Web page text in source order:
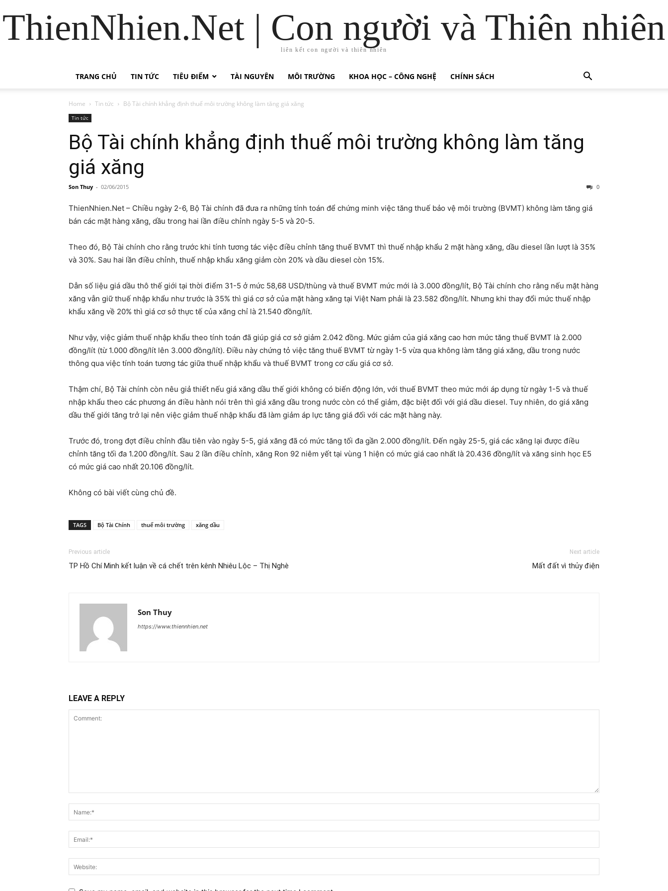
ThienNhien.Net | Con người và Thiên nhiên
liên kết con người và thiên nhiên
TRANG CHỦ TIN TỨC TIÊU ĐIỂM TÀI NGUYÊN MÔI TRƯỜNG KHOA HỌC – CÔNG NGHỆ CHÍNH SÁCH
Home Tin tức Bộ Tài chính khẳng định thuế môi trường không làm tăng giá xăng
Tin tức
Bộ Tài chính khẳng định thuế môi trường không làm tăng
giá xăng
Son Thuy - 02/06/2015 0
ThienNhien.Net – Chiều ngày 2-6, Bộ Tài chính đã đưa ra những tính toán để chứng minh việc tăng thuế bảo vệ môi trường (BVMT) không làm tăng giá
bán các mặt hàng xăng, dầu trong hai lần điều chỉnh ngày 5-5 và 20-5.
Theo đó, Bộ Tài chính cho rằng trước khi tính tương tác việc điều chỉnh tăng thuế BVMT thì thuế nhập khẩu 2 mặt hàng xăng, dầu diesel lần lượt là 35%
và 30%. Sau hai lần điều chỉnh, thuế nhập khẩu xăng giảm còn 20% và dầu diesel còn 15%.
Dẫn số liệu giá dầu thô thế giới tại thời điểm 31-5 ở mức 58,68 USD/thùng và thuế BVMT mức mới là 3.000 đồng/lít, Bộ Tài chính cho rằng nếu mặt hàng
xăng vẫn giữ thuế nhập khẩu như trước là 35% thì giá cơ sở của mặt hàng xăng tại Việt Nam phải là 23.582 đồng/lít. Nhưng khi thay đổi mức thuế nhập
khẩu xăng về 20% thì giá cơ sở thực tế của xăng chỉ là 21.540 đồng/lít.
Như vậy, việc giảm thuế nhập khẩu theo tính toán đã giúp giá cơ sở giảm 2.042 đồng. Mức giảm của giá xăng cao hơn mức tăng thuế BVMT là 2.000
đồng/lít (từ 1.000 đồng/lít lên 3.000 đồng/lít). Điều này chứng tỏ việc tăng thuế BVMT từ ngày 1-5 vừa qua không làm tăng giá xăng, dầu trong nước
thông qua việc tính toán tương tác giữa thuế nhập khẩu và thuế BVMT trong cơ cấu giá cơ sở.
Thậm chí, Bộ Tài chính còn nêu giả thiết nếu giá xăng dầu thế giới không có biến động lớn, với thuế BVMT theo mức mới áp dụng từ ngày 1-5 và thuế
nhập khẩu theo các phương án điều hành nói trên thì giá xăng dầu trong nước còn có thể giảm, đặc biệt đối với giá dầu diesel. Tuy nhiên, do giá xăng
dầu thế giới tăng trở lại nên việc giảm thuế nhập khẩu đã làm giảm áp lực tăng giá đối với các mặt hàng này.
Trước đó, trong đợt điều chỉnh đầu tiên vào ngày 5-5, giá xăng đã có mức tăng tối đa gần 2.000 đồng/lít. Đến ngày 25-5, giá các xăng lại được điều
chỉnh tăng tối đa 1.200 đồng/lít. Sau 2 lần điều chỉnh, xăng Ron 92 niêm yết tại vùng 1 hiện có mức giá cao nhất là 20.436 đồng/lít và xăng sinh học E5
có mức giá cao nhất 20.106 đồng/lít.
Không có bài viết cùng chủ đề.
TAGS Bộ Tài Chính thuế môi trường xăng dầu
Previous article
TP Hồ Chí Minh kết luận về cá chết trên kênh Nhiêu Lộc – Thị Nghè
Next article
Mất đất vì thủy điện
Son Thuy
https://www.thiennhien.net
LEAVE A REPLY